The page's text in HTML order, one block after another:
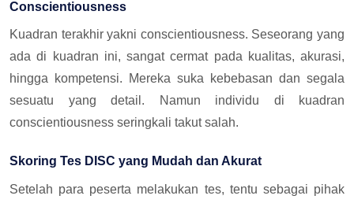
Conscientiousness
Kuadran terakhir yakni conscientiousness. Seseorang yang
ada di kuadran ini, sangat cermat pada kualitas, akurasi,
hingga kompetensi. Mereka suka kebebasan dan segala
sesuatu yang detail. Namun individu di kuadran
conscientiousness seringkali takut salah.
Skoring Tes DISC yang Mudah dan Akurat
Setelah para peserta melakukan tes, tentu sebagai pihak